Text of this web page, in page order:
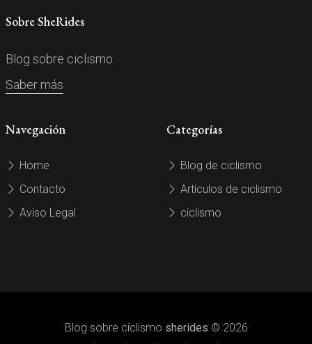
Sobre SheRides
Blog sobre ciclismo.
Saber más
Navegación
Home
Contacto
Aviso Legal
Categorías
Blog de ciclismo
Artículos de ciclismo
ciclismo
Blog sobre ciclismo sherides © 2026